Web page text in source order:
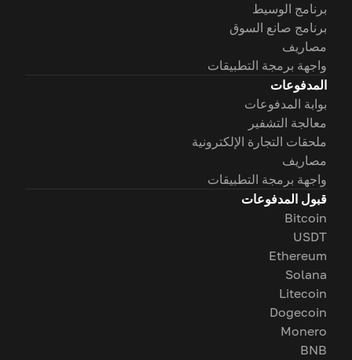
برنامج الوسيط
برنامج صانع السوق
مصاريف
واجهة برمجة التطبيقات
المدفوعات
بوابة المدفوعات
معالجة التشفير
ملحقات التجارة الإلكترونية
مصاريف
واجهة برمجة التطبيقات
قبول المدفوعات
Bitcoin
USDT
Ethereum
Solana
Litecoin
Dogecoin
Monero
BNB